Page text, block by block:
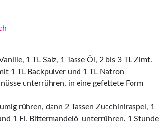
1 TL Salz, 1 Tasse Öl, 2 bis 3 TL Zimt.
1 TL Backpulver und 1 TL Natron
unterrühren, in eine gefettete Form
rühren, dann 2 Tassen Zucchiniraspel, 1
1 Fl. Bittermandelöl unterrühren. 1 Stunde